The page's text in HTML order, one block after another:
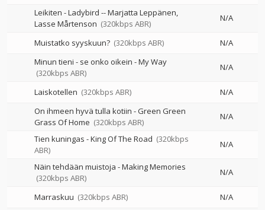
Leikiten - Ladybird --Marjatta Leppänen
Lasse Mårtenson (320kbps ABR)
N/A
Muistatko syyskuun? (320kbps ABR)
N/A
Minun tieni - se onko oikein - My Way
(320kbps ABR)
N/A
Laiskotellen (320kbps ABR)
N/A
On ihmeen hyvä tulla kotiin - Green Green
Grass Of Home (320kbps ABR)
N/A
Tien kuningas - King Of The Road (320kbps
ABR)
N/A
Näin tehdään muistoja - Making Memories
(320kbps ABR)
N/A
Marraskuu (320kbps ABR)
N/A